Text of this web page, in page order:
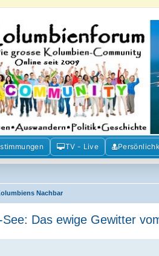
der Freunde
und Venezuela. Austausch, Erfahrungen und
TV - Live
Nachbar
Das ewige Gewitter